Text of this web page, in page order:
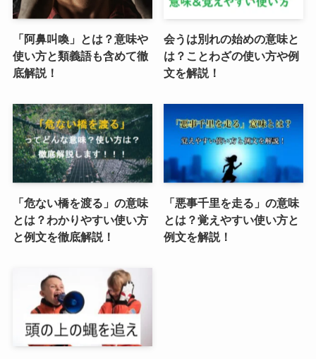
「阿鼻叫喚」とは？意味や
使い方と類義語も含めて徹
底解説！
会うは別れの始めの意味と
は？ことわざの使い方や例
文を解説！
「危ない橋を渡る」の意味
とは？わかりやすい使い方
と例文を徹底解説！
「悪事千里を走る」の意味
とは？覚えやすい使い方と
例文を解説！